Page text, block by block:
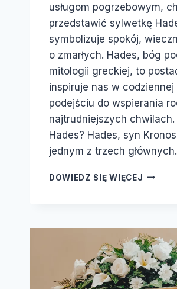
usługom pogrzebowym,
przedstawić sylwetkę
symbolizuje spokój,
o zmarłych. Hades, bóg
mitologii greckiej, to
inspiruje nas w
podejściu do wspierania
najtrudniejszych chwilach.
Hades? Hades, syn
jednym z trzech
DOWIEDZ SIĘ WIĘCEJ